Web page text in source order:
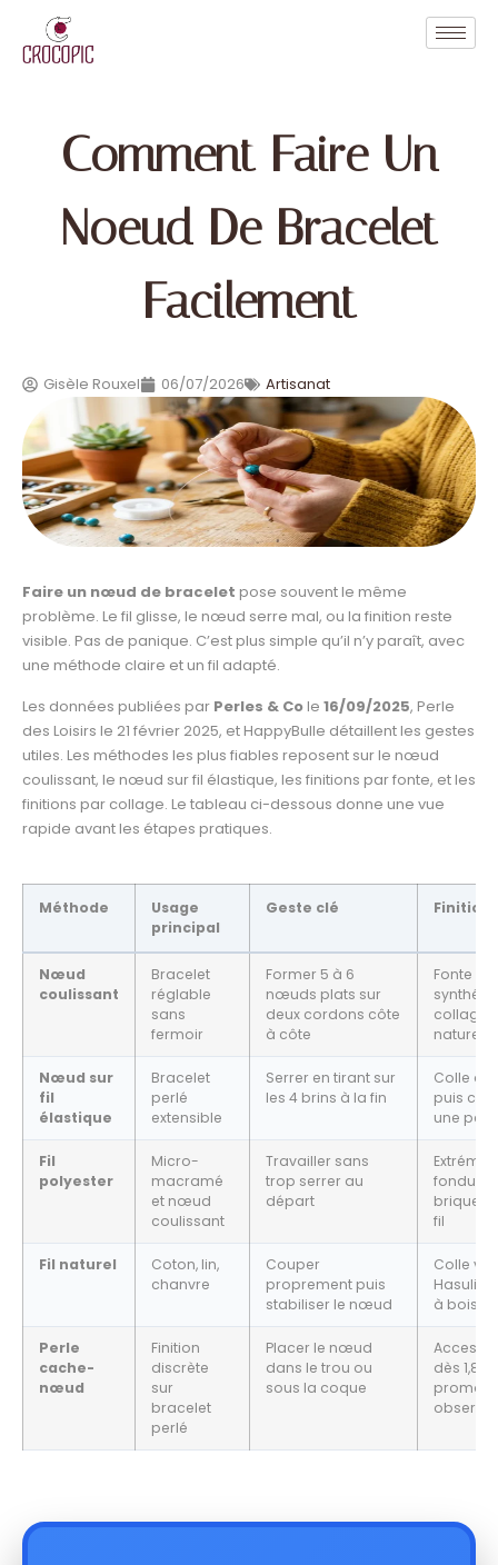
Comment Faire Un
Noeud De Bracelet
Facilement
Gisèle Rouxel 06/07/2026 Artisanat
Faire un nœud de bracelet pose souvent le même
problème. Le fil glisse, le nœud serre mal, ou la finition reste
visible. Pas de panique. C’est plus simple qu’il n’y paraît, avec
une méthode claire et un fil adapté.
Les données publiées par Perles & Co le 16/09/2025, Perle
des Loisirs le 21 février 2025, et HappyBulle détaillent les gestes
utiles. Les méthodes les plus fiables reposent sur le nœud
coulissant, le nœud sur fil élastique, les finitions par fonte, et les
finitions par collage. Le tableau ci-dessous donne une vue
rapide avant les étapes pratiques.
Méthode
Usage
principal
Geste clé Finition
Nœud
coulissant
Bracelet
réglable
sans
fermoir
Former 5 à 6
nœuds plats sur
deux cordons côte
à côte
Fonte
collage
naturel
Nœud sur
fil
élastique
Bracelet
perlé
extensible
Serrer en tirant sur
les 4 brins à la fin
Colle
puis
une
Fil
polyester
Micro-
macramé
et nœud
coulissant
Travailler sans
trop serrer au
départ
fondues
briquet
fil
Fil naturel
Coton, lin,
chanvre
Couper
proprement puis
stabiliser le nœud
Colle
Hasulith
à bois
Perle
cache-
nœud
Finition
discrète
sur
bracelet
perlé
Placer le nœud
dans le trou ou
sous la coque
dès 1,80